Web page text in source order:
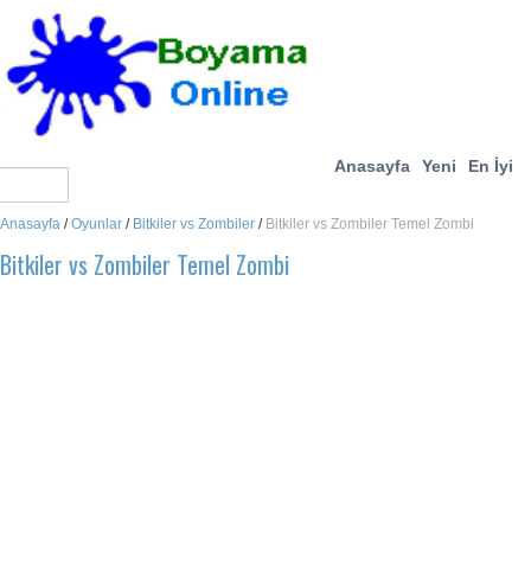
Anasayfa Yeni En İyi
Anasayfa /Oyunlar / Bitkiler vs Zombiler / Bitkiler vs Zombiler Temel Zombi
Bitkiler vs Zombiler Temel Zombi